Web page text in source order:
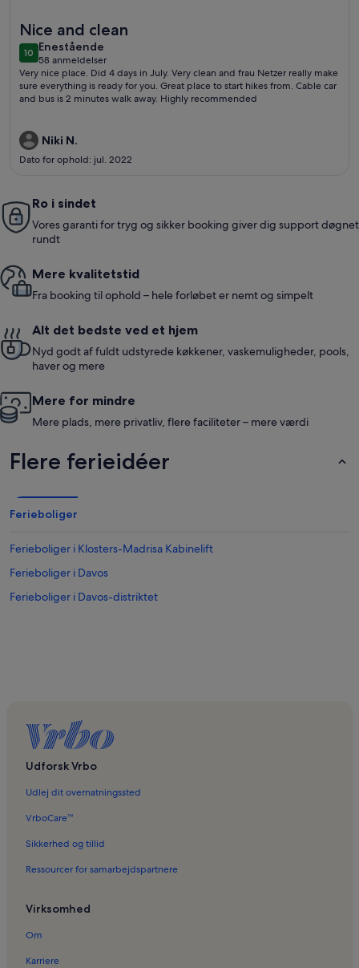
Nice and clean
1010 ud af 10
Enestående
enestående
58 anmeldelser
(58
anmeldelser)
Very nice place. Did 4 days in July. Very clean and frau Netzer really make
sure everything is ready for you. Great place to start hikes from. Cable car
and bus is 2 minutes walk away. Highly recommended
Niki N.
Dato for ophold: jul. 2022
Ro i sindet
Vores garanti for tryg og sikker booking giver dig support døgnet
rundt
Mere kvalitetstid
Fra booking til ophold – hele forløbet er nemt og simpelt
Alt det bedste ved et hjem
Nyd godt af fuldt udstyrede køkkener, vaskemuligheder, pools,
haver og mere
Mere for mindre
Mere plads, mere privatliv, flere faciliteter – mere værdi
Flere ferieidéer
Ferieboliger
Ferieboliger i Klosters-Madrisa Kabinelift
Ferieboliger i Davos
Ferieboliger i Davos-distriktet
Udforsk Vrbo
Udlej dit overnatningssted
VrboCare™
Sikkerhed og tillid
Ressourcer for samarbejdspartnere
Virksomhed
Om
Karriere